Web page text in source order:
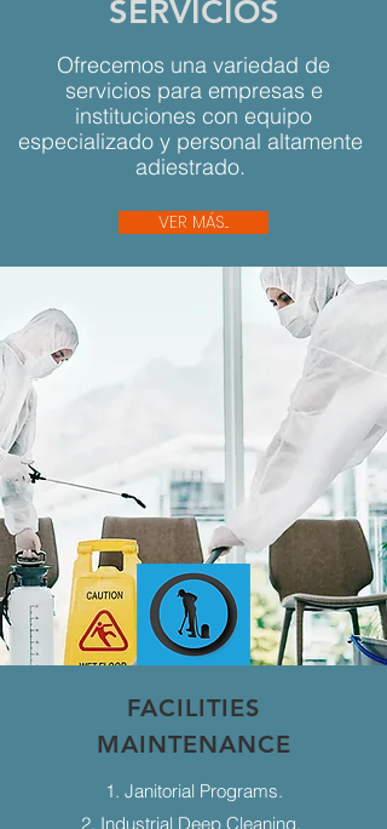
SERVICIOS
Ofrecemos una variedad de
servicios para empresas e
instituciones con equipo
especializado y personal altamente
adiestrado.
VER MÁS...
FACILITIES
MAINTENANCE
1. Janitorial Programs.
2. Industrial Deep Cleaning.